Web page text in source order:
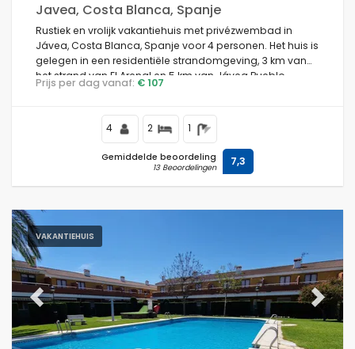
Javea, Costa Blanca, Spanje
Rustiek en vrolijk vakantiehuis met privézwembad in
Jávea, Costa Blanca, Spanje voor 4 personen. Het huis is
gelegen in een residentiële strandomgeving, 3 km van
het strand van El Arenal en 5 km van Jávea Pueblo.
Prijs per dag vanaf: € 107
4 2 1
Gemiddelde beoordeling
13 Beoordelingen 7,3
VAKANTIEHUIS
Previous Next